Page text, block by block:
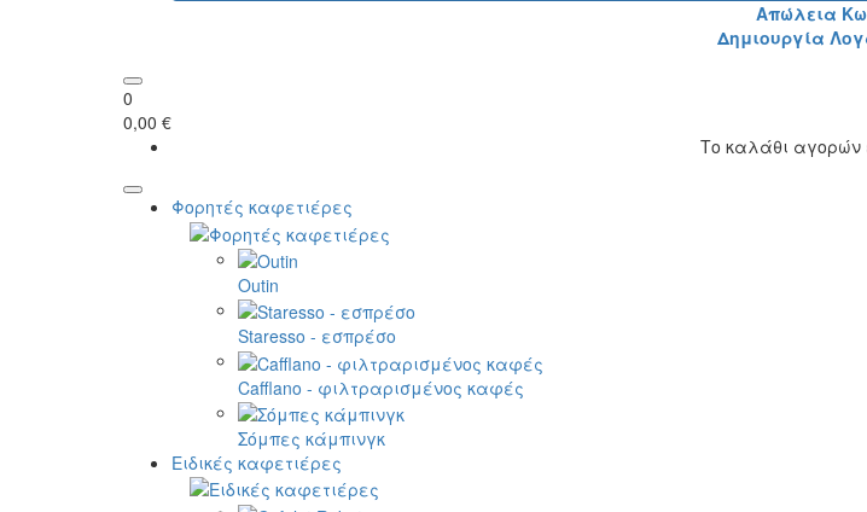
Απώλεια
Δημιουργία
0
0,00 €
Το καλάθι αγορών
Φορητές καφετιέρες
Outin
Staresso - εσπρέσο
Cafflano - φιλτραρισμένος καφές
Σόμπες κάμπινγκ
Ειδικές καφετιέρες